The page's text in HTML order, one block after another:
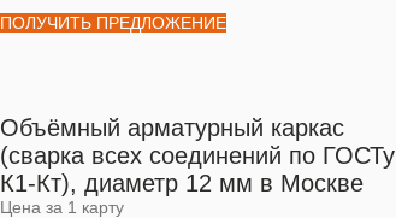
ПОЛУЧИТЬ ПРЕДЛОЖЕНИЕ
Объёмный арматурный каркас
(сварка всех соединений по ГОСТу
К1-Кт), диаметр 12 мм в Москве
Цена за 1 карту